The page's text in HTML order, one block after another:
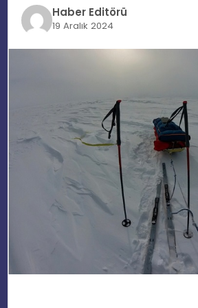
EĞITIM
YAŞAM
Haber Editörü
19 Aralık 2024